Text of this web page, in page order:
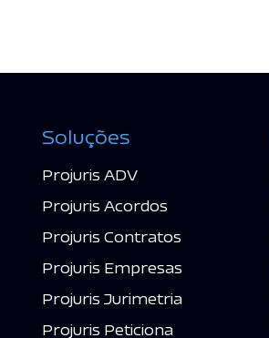
Soluções
Projuris ADV
Projuris Acordos
Projuris Contratos
Projuris Empresas
Projuris Jurimetria
Projuris Peticiona